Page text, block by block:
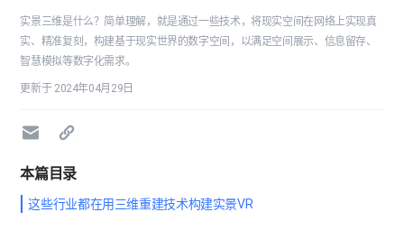
实景三维是什么？简单理解，就是通过一些技术，将现实空间在网络上实现真
实、精准复刻，构建基于现实世界的数字空间，以满足空间展示、信息留存、
智慧模拟等数字化需求。
更新于 2024年04月29日
本篇目录
这些行业都在用三维重建技术构建实景VR